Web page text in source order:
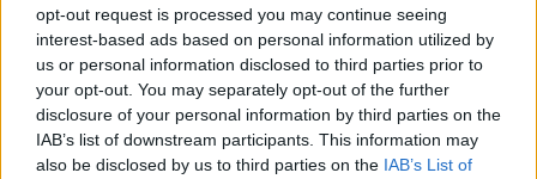
opt-out request is processed you may continue seeing
interest-based ads based on personal information utilized by
us or personal information disclosed to third parties prior to
your opt-out. You may separately opt-out of the further
disclosure of your personal information by third parties on the
IAB’s list of downstream participants. This information may
also be disclosed by us to third parties on the IAB’s List of
úgy tompulnak persze egy picit. Az itt készített
borok nem olyan ásványosak, mint mondjuk a
Balaton-felvidéken, de a boroknak olyan
különleges karakterük van, ami szerintem azért
felismerhető. A chardonnay-nk gyümölcsössége